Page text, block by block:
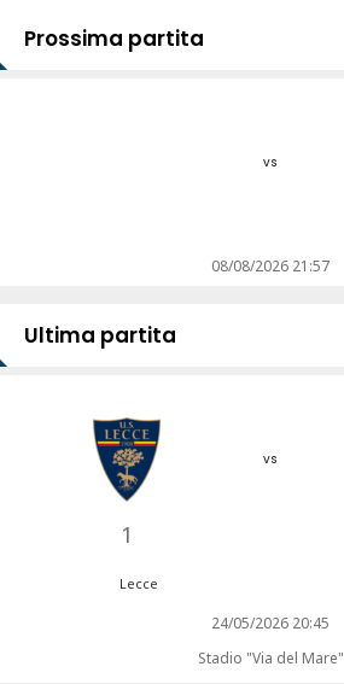
Prossima partita
vs
08/08/2026 21:57
Ultima partita
1
vs
Lecce
24/05/2026 20:45
Stadio "Via del Mare"